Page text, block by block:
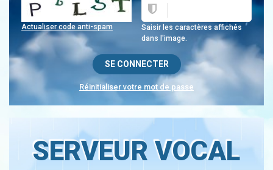
Saisir les caractères affichés
dans l'image.
Actualiser code anti-spam
Réinitialiser votre mot de passe
SERVEUR VOCAL